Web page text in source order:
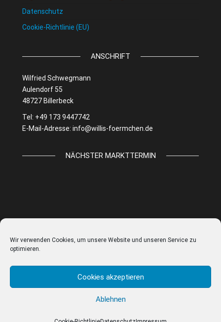
Wir verwenden Cookies, um unsere Website und unseren Service zu
optimieren.
Cookies akzeptieren
Ablehnen
Datenschutz
Cookie-Richtlinie (EU)
ANSCHRIFT
Wilfried Schwegmann
Aulendorf 55
48727 Billerbeck
Tel: +49 173 9447742
E-Mail-Adresse: info@willis-foermchen.de
NÄCHSTER MARKTTERMIN
IMPRESSUM